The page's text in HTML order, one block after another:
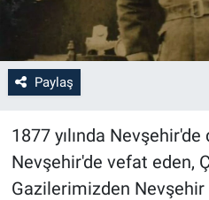
Paylaş
1877 yılında
Nevşehir'de vefat eden,
Gazilerimizden Nevşehir
3.Sayfa
Medya
Bilim-Tek
Teknoloji